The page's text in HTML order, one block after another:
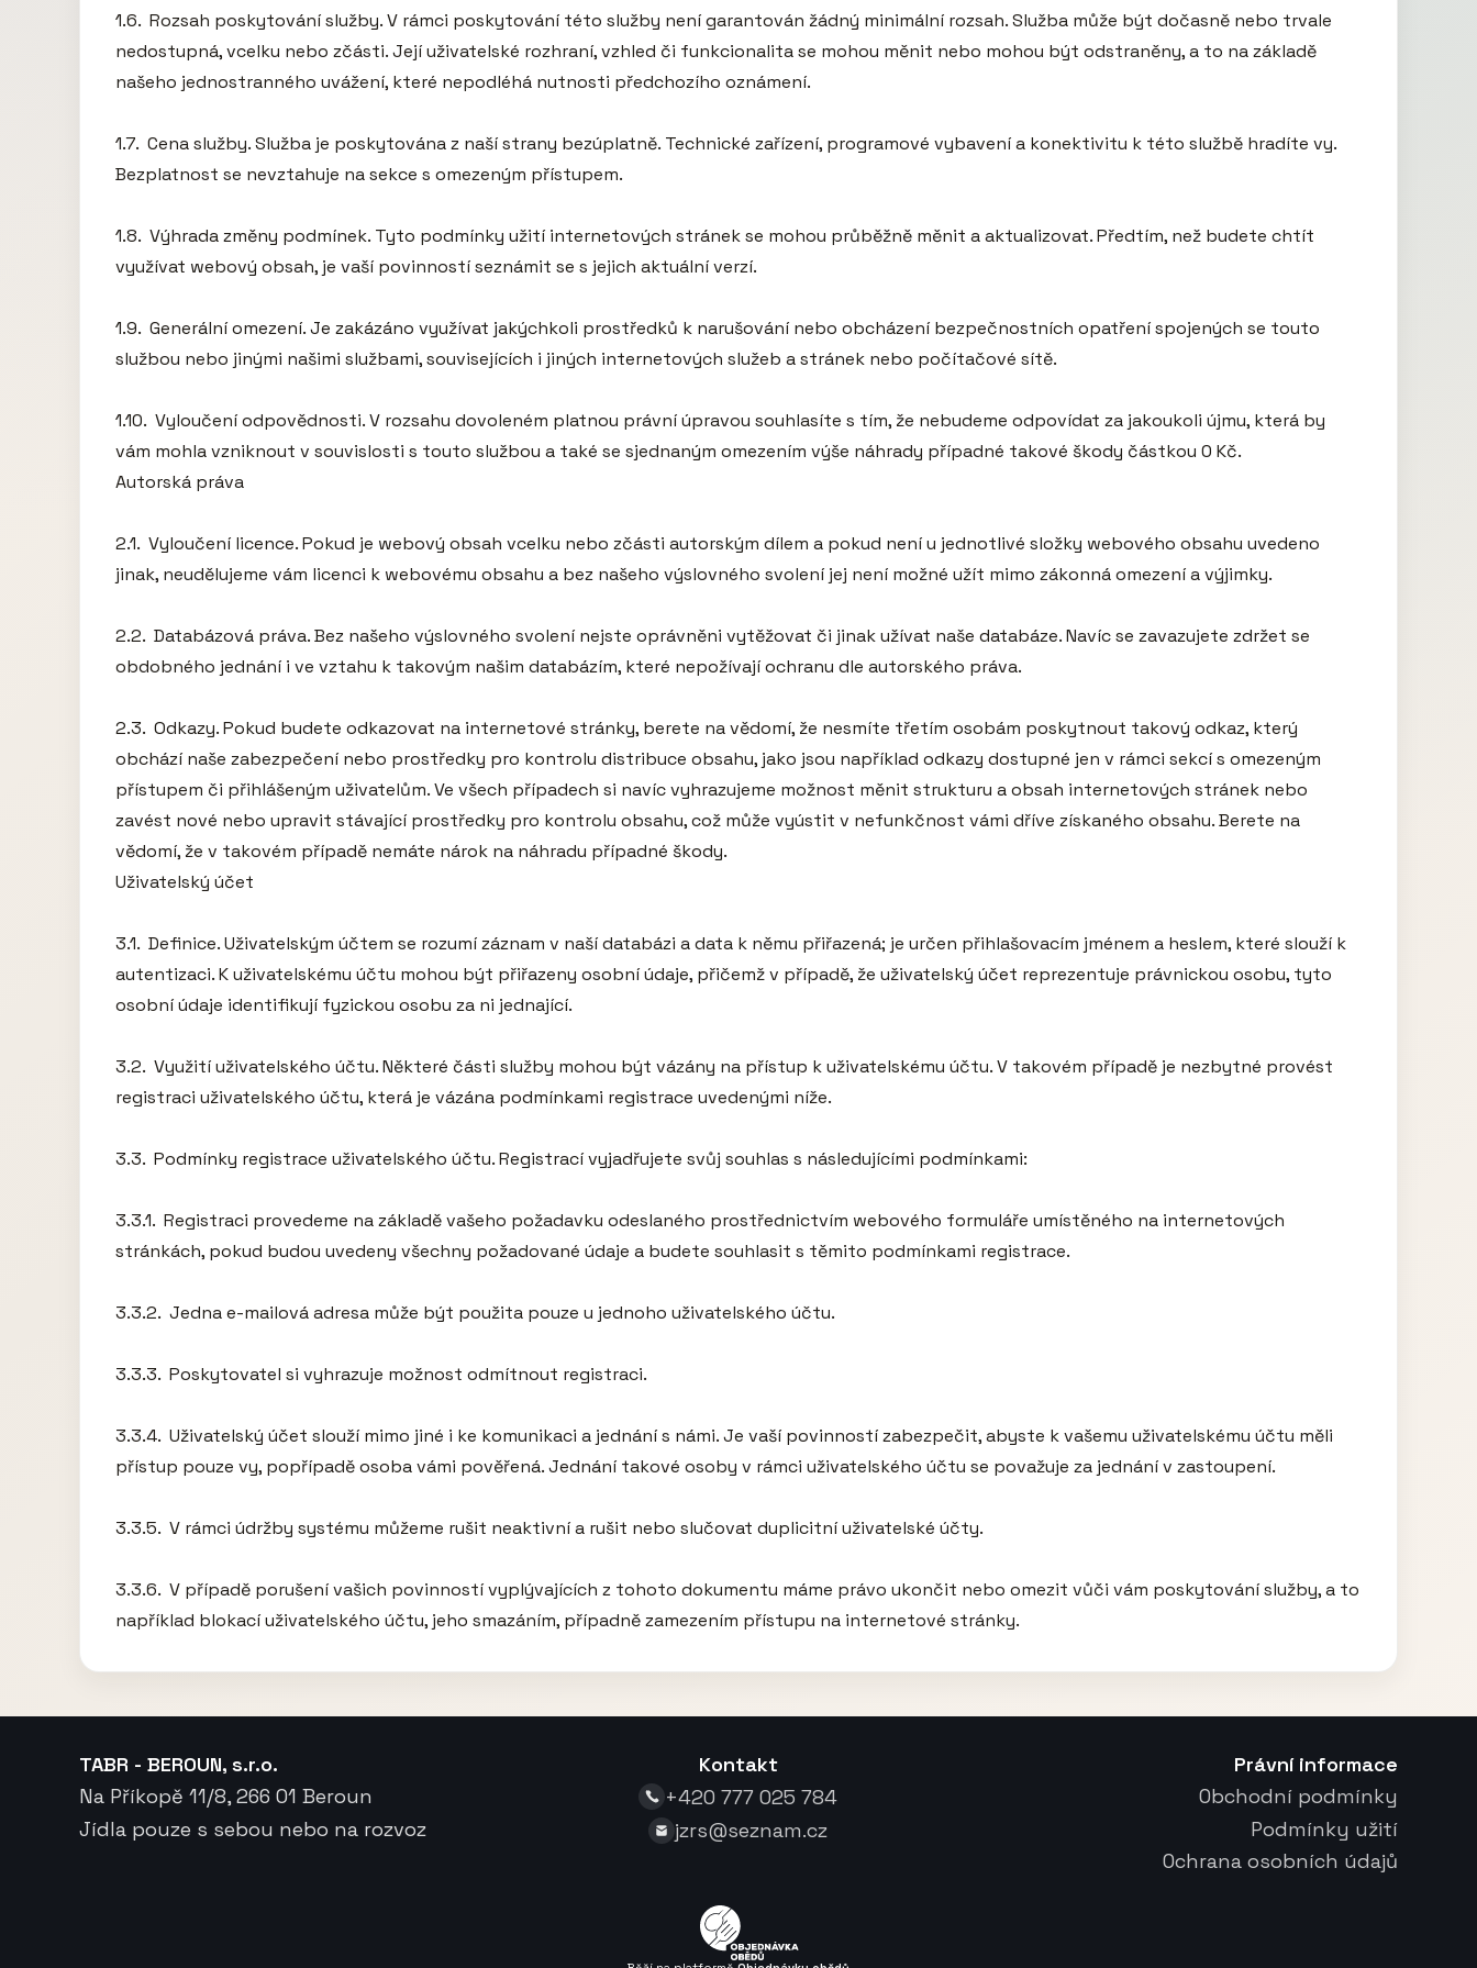
1.6.  Rozsah poskytování služby. V rámci poskytování této služby není garantován žádný minimální rozsah. Služba může být dočasně nebo trvale
nedostupná, vcelku nebo zčásti. Její uživatelské rozhraní, vzhled či funkcionalita se mohou měnit nebo mohou být odstraněny, a to na základě
našeho jednostranného uvážení, které nepodléhá nutnosti předchozího oznámení.
1.7.  Cena služby. Služba je poskytována z naší strany bezúplatně. Technické zařízení, programové vybavení a konektivitu k této službě hradíte vy.
Bezplatnost se nevztahuje na sekce s omezeným přístupem.
1.8.  Výhrada změny podmínek. Tyto podmínky užití internetových stránek se mohou průběžně měnit a aktualizovat. Předtím, než budete chtít
využívat webový obsah, je vaší povinností seznámit se s jejich aktuální verzí.
1.9.  Generální omezení. Je zakázáno využívat jakýchkoli prostředků k narušování nebo obcházení bezpečnostních opatření spojených se touto
službou nebo jinými našimi službami, souvisejících i jiných internetových služeb a stránek nebo počítačové sítě.
1.10.  Vyloučení odpovědnosti. V rozsahu dovoleném platnou právní úpravou souhlasíte s tím, že nebudeme odpovídat za jakoukoli újmu, která by
vám mohla vzniknout v souvislosti s touto službou a také se sjednaným omezením výše náhrady případné takové škody částkou 0 Kč.
Autorská práva
2.1.  Vyloučení licence. Pokud je webový obsah vcelku nebo zčásti autorským dílem a pokud není u jednotlivé složky webového obsahu uvedeno
jinak, neudělujeme vám licenci k webovému obsahu a bez našeho výslovného svolení jej není možné užít mimo zákonná omezení a výjimky.
2.2.  Databázová práva. Bez našeho výslovného svolení nejste oprávněni vytěžovat či jinak užívat naše databáze. Navíc se zavazujete zdržet se
obdobného jednání i ve vztahu k takovým našim databázím, které nepožívají ochranu dle autorského práva.
2.3.  Odkazy. Pokud budete odkazovat na internetové stránky, berete na vědomí, že nesmíte třetím osobám poskytnout takový odkaz, který
obchází naše zabezpečení nebo prostředky pro kontrolu distribuce obsahu, jako jsou například odkazy dostupné jen v rámci sekcí s omezeným
přístupem či přihlášeným uživatelům. Ve všech případech si navíc vyhrazujeme možnost měnit strukturu a obsah internetových stránek nebo
zavést nové nebo upravit stávající prostředky pro kontrolu obsahu, což může vyústit v nefunkčnost vámi dříve získaného obsahu. Berete na
vědomí, že v takovém případě nemáte nárok na náhradu případné škody.
Uživatelský účet
3.1.  Definice. Uživatelským účtem se rozumí záznam v naší databázi a data k němu přiřazená; je určen přihlašovacím jménem a heslem, které slouží k
autentizaci. K uživatelskému účtu mohou být přiřazeny osobní údaje, přičemž v případě, že uživatelský účet reprezentuje právnickou osobu, tyto
osobní údaje identifikují fyzickou osobu za ni jednající.
3.2.  Využití uživatelského účtu. Některé části služby mohou být vázány na přístup k uživatelskému účtu. V takovém případě je nezbytné provést
registraci uživatelského účtu, která je vázána podmínkami registrace uvedenými níže.
3.3.  Podmínky registrace uživatelského účtu. Registrací vyjadřujete svůj souhlas s následujícími podmínkami:
3.3.1.  Registraci provedeme na základě vašeho požadavku odeslaného prostřednictvím webového formuláře umístěného na internetových
stránkách, pokud budou uvedeny všechny požadované údaje a budete souhlasit s těmito podmínkami registrace.
3.3.2.  Jedna e-mailová adresa může být použita pouze u jednoho uživatelského účtu.
3.3.3.  Poskytovatel si vyhrazuje možnost odmítnout registraci.
3.3.4.  Uživatelský účet slouží mimo jiné i ke komunikaci a jednání s námi. Je vaší povinností zabezpečit, abyste k vašemu uživatelskému účtu měli
přístup pouze vy, popřípadě osoba vámi pověřená. Jednání takové osoby v rámci uživatelského účtu se považuje za jednání v zastoupení.
3.3.5.  V rámci údržby systému můžeme rušit neaktivní a rušit nebo slučovat duplicitní uživatelské účty.
3.3.6.  V případě porušení vašich povinností vyplývajících z tohoto dokumentu máme právo ukončit nebo omezit vůči vám poskytování služby, a to
například blokací uživatelského účtu, jeho smazáním, případně zamezením přístupu na internetové stránky.
TABR - BEROUN, s.r.o.
Na Příkopě 11/8, 266 01 Beroun
Jídla pouze s sebou nebo na rozvoz
Kontakt
+420 777 025 784
jzrs@seznam.cz
Právní informace
Obchodní podmínky
Podmínky užití
Ochrana osobních údajů